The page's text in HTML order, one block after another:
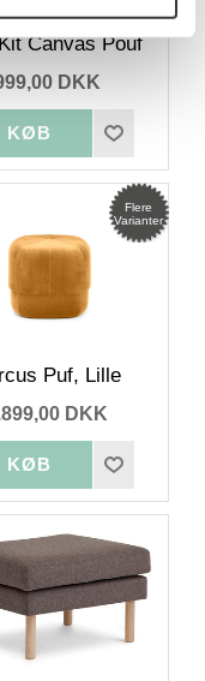
Canvas Pouf
DKK
Flere
Varianter
Puf, Lille
DKK